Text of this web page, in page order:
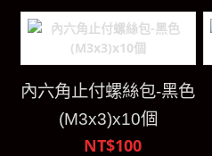
內六角止付螺絲包-黑色
(M3x3)x10個
NT$100